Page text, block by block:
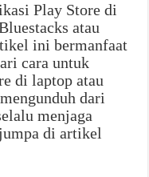
Play Store di
atau
ini bermanfaat
cara untuk
di laptop atau
dari
menjaga
di artikel